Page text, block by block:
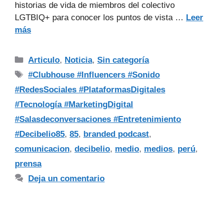
historias de vida de miembros del colectivo
LGTBIQ+ para conocer los puntos de vista … Leer
más
Articulo, Noticia,Sin categoría
#Clubhouse #Influencers #Sonido
#RedesSociales #PlataformasDigitales
#Tecnología #MarketingDigital
#Salasdeconversaciones #Entretenimiento
#Decibelio85, 85, branded podcast,
comunicacion, decibelio, medio, medios, perú,
prensa
Deja un comentario